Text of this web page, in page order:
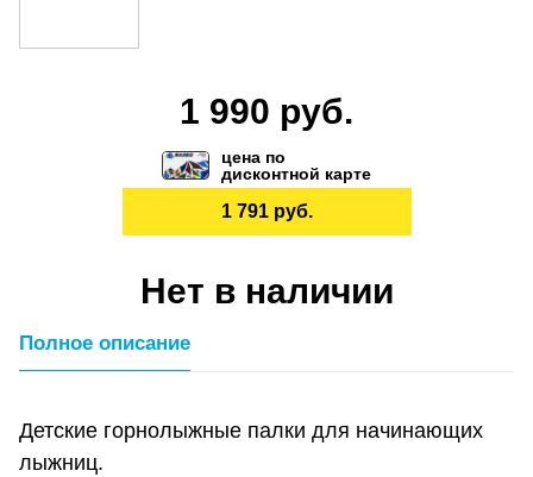
1 990 руб.
цена по
дисконтной карте
1 791 руб.
Нет в наличии
Полное описание
Детские горнолыжные палки для начинающих
лыжниц.